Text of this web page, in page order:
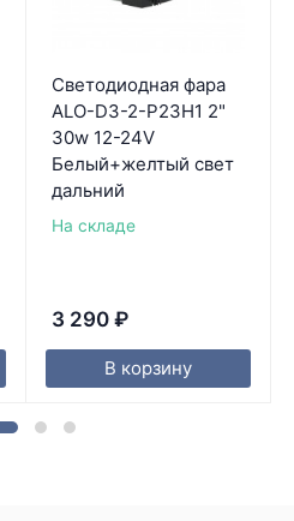
Светодиодная фара
ALO-D3-2-P23H1 2"
30w 12-24V
Белый+желтый свет
дальний
На складе
3 290 ₽
В корзину